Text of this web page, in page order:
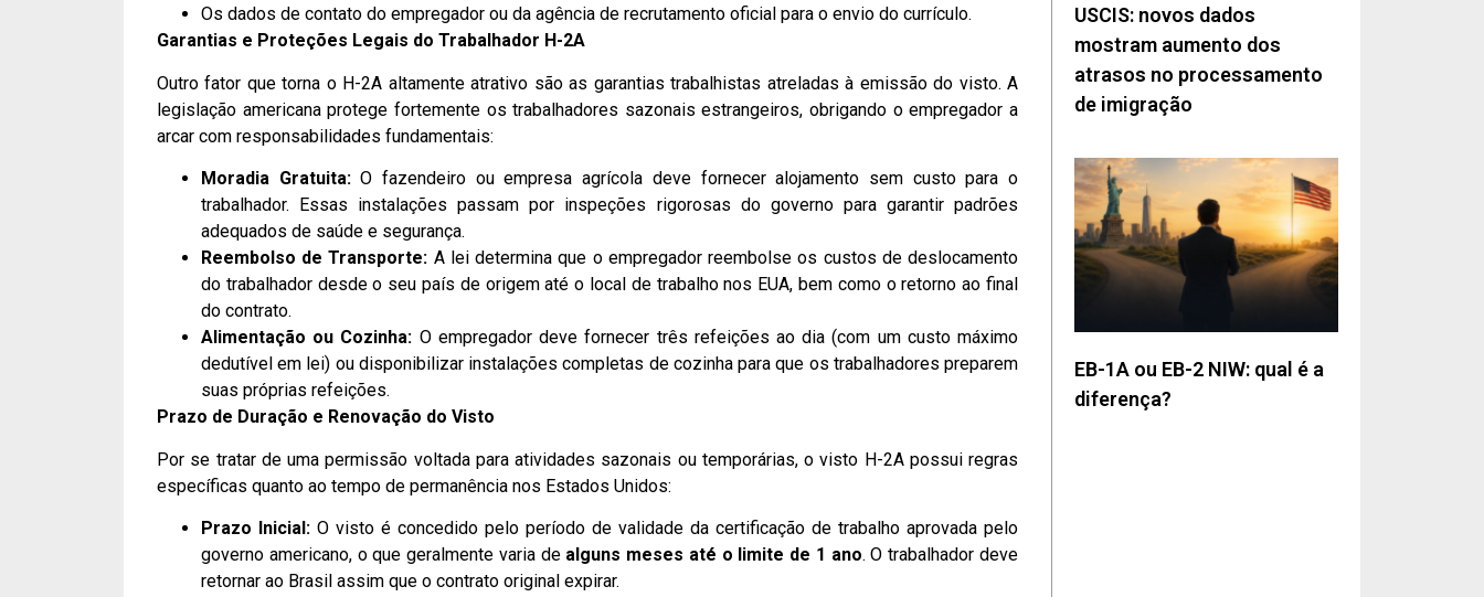
Os dados de contato do empregador ou da agência de recrutamento oficial para o envio do currículo.
Garantias e Proteções Legais do Trabalhador H-2A
Outro fator que torna o H-2A altamente atrativo são as garantias trabalhistas atreladas à emissão do visto. A
legislação americana protege fortemente os trabalhadores sazonais estrangeiros, obrigando o empregador a
arcar com responsabilidades fundamentais:
Moradia Gratuita:O fazendeiro ou empresa agrícola deve fornecer alojamento sem custo para o
trabalhador. Essas instalações passam por inspeções rigorosas do governo para garantir padrões
adequados de saúde e segurança.
Reembolso de Transporte: A lei determina que o empregador reembolse os custos de deslocamento
do trabalhador desde o seu país de origem até o local de trabalho nos EUA, bem como o retorno ao final
do contrato.
Alimentação ou Cozinha: O empregador deve fornecer três refeições ao dia (com um custo máximo
dedutível em lei) ou disponibilizar instalações completas de cozinha para que os trabalhadores preparem
suas próprias refeições.
Prazo de Duração e Renovação do Visto
Por se tratar de uma permissão voltada para atividades sazonais ou temporárias, o visto H-2A possui regras
específicas quanto ao tempo de permanência nos Estados Unidos:
Prazo Inicial: O visto é concedido pelo período de validade da certificação de trabalho aprovada pelo
governo americano, o que geralmente varia de alguns meses até o limite de 1 ano. O trabalhador deve
retornar ao Brasil assim que o contrato original expirar.
USCIS: novos dados
mostram aumento dos
atrasos no processamento
de imigração
EB-1A ou EB-2 NIW: qual é a
diferença?